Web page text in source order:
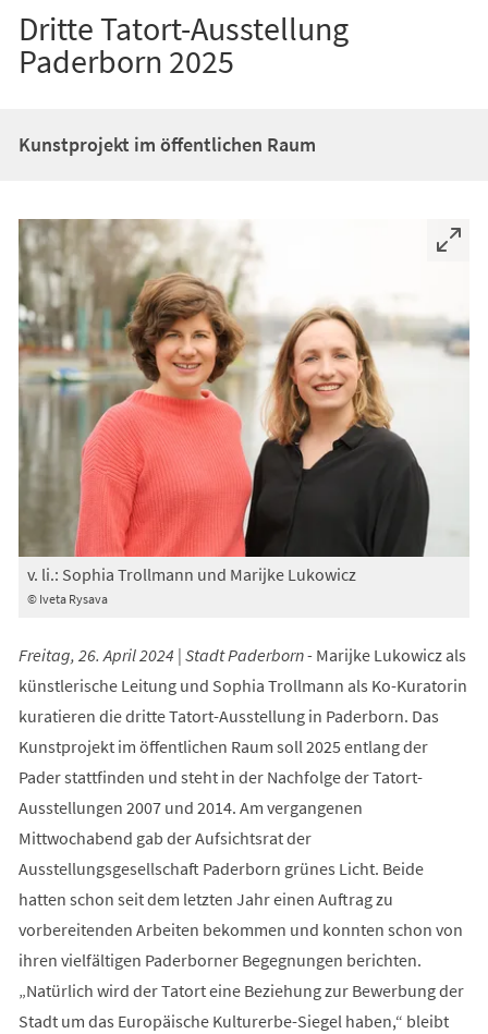
Dritte Tatort-Ausstellung
Paderborn 2025
Kunstprojekt im öffentlichen Raum
© Iveta Rysava
v. li.: Sophia Trollmann und Marijke Lukowicz
Freitag, 26. April 2024 | Stadt Paderborn - Marijke Lukowicz als
künstlerische Leitung und Sophia Trollmann als Ko-Kuratorin
kuratieren die dritte Tatort-Ausstellung in Paderborn. Das
Kunstprojekt im öffentlichen Raum soll 2025 entlang der
Pader stattfinden und steht in der Nachfolge der Tatort-
Ausstellungen 2007 und 2014. Am vergangenen
Mittwochabend gab der Aufsichtsrat der
Ausstellungsgesellschaft Paderborn grünes Licht. Beide
hatten schon seit dem letzten Jahr einen Auftrag zu
vorbereitenden Arbeiten bekommen und konnten schon von
ihren vielfältigen Paderborner Begegnungen berichten.
„Natürlich wird der Tatort eine Beziehung zur Bewerbung der
Stadt um das Europäische Kulturerbe-Siegel haben,“ bleibt